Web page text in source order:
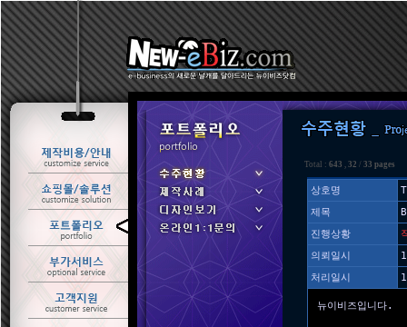
Total : 643 , 32 / 33 pages
상호명
제목
진행상황
의뢰일시
처리일시
뉴이비즈입니다.
ㆍ 수주현황
ㆍ 제작사례